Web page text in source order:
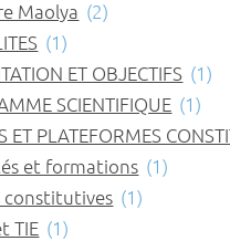
Maolya (2)
(1)
ET OBJECTIFS (1)
SCIENTIFIQUE (1)
ET PLATEFORMES
et formations (1)
constitutives (1)
TIE (1)